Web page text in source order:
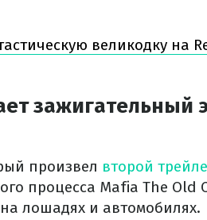
великодку на
зажигательный
произвел второй
процесса Mafia The Old
лошадях и автомобилях.